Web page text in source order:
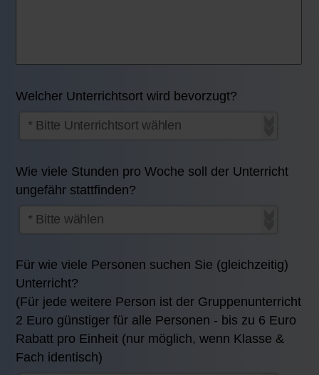
Welcher Unterrichtsort wird bevorzugt?
Wie viele Stunden pro Woche soll der Unterricht
ungefähr stattfinden?
Für wie viele Personen suchen Sie (gleichzeitig)
Unterricht?
(Für jede weitere Person ist der Gruppenunterricht
2 Euro günstiger für alle Personen - bis zu 6 Euro
Rabatt pro Einheit (nur möglich, wenn Klasse &
Fach identisch)